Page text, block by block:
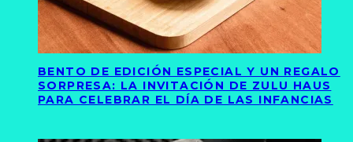
BENTO DE EDICIÓN ESPECIAL Y UN REGALO
SORPRESA: LA INVITACIÓN DE ZULU HAUS
PARA CELEBRAR EL DÍA DE LAS INFANCIAS